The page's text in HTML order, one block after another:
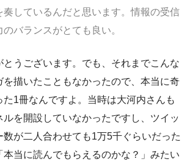
奏しているんだと思います。情報の受信
バランスがとても良い。
うございます。でも、それまでこんな
を描いたこともなかったので、本当に奇
た1冊なんですよ。当時は大河内さんも
ルを開設していなかったですし、ツイッ
数が二人合わせても1万5千ぐらいだった
本当に読んでもらえるのかな？」みたい